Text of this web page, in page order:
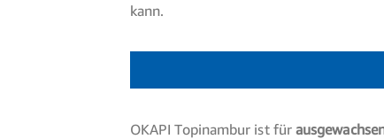
kann.
OKAPI Topinambur ist für